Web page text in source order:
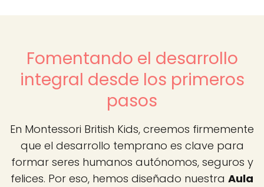
Fomentando el desarrollo
integral desde los primeros
pasos
En Montessori British Kids, creemos firmemente
que el desarrollo temprano es clave para
formar seres humanos autónomos, seguros y
felices. Por eso, hemos diseñado nuestra Aula